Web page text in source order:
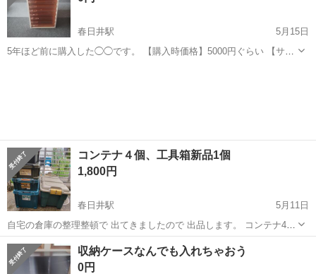
春日井駅
5月15日
5年ほど前に購入した◯◯です。 【購入時価格】5000円ぐらい 【サイ
コンテナ４個、工具箱新品1個
1,800円
春日井駅
5月11日
自宅の倉庫の整理整頓で 出てきましたので 出品します。 コンテナ4個
と工具箱１個です。 コンテナは中古ですが まだまだ使えると思いま
す。 工具箱は新品未使用です。 まとめての出品です。
愛知 春日井市 春日井駅 収納家具 工具箱
収納ケースなんでも入れちゃおう
0円